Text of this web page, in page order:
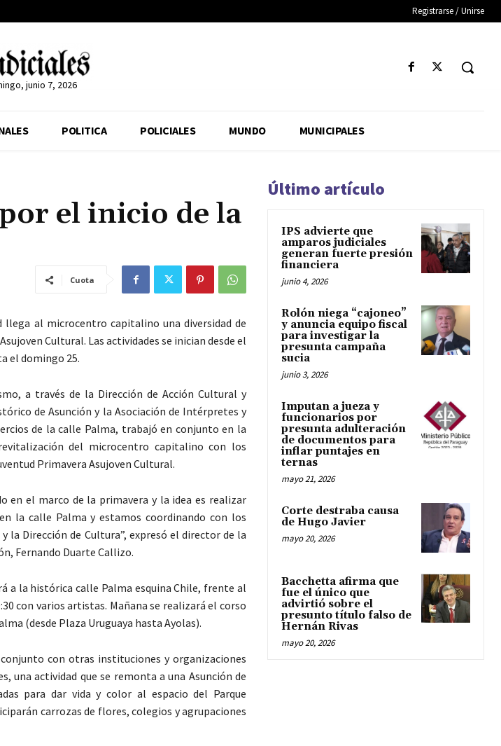
Registrarse / Unirse
junio 7, 2026
POLITICA POLICIALES MUNDO MUNICIPALES
el inicio de la
Cuota
al microcentro capitalino una diversidad de
Cultural. Las actividades se inician desde el
el domingo 25.
a través de la Dirección de Acción Cultural y
de Asunción y la Asociación de Intérpretes y
de la calle Palma, trabajó en conjunto en la
del microcentro capitalino con los
Primavera Asujoven Cultural.
en el marco de la primavera y la idea es realizar
la calle Palma y estamos coordinando con los
la Dirección de Cultura”, expresó el director de la
Fernando Duarte Callizo.
a la histórica calle Palma esquina Chile, frente al
con varios artistas. Mañana se realizará el corso
(desde Plaza Uruguaya hasta Ayolas).
conjunto con otras instituciones y organizaciones
una actividad que se remonta a una Asunción de
para dar vida y color al espacio del Parque
carrozas de flores, colegios y agrupaciones
Último artículo
IPS advierte que
amparos judiciales
generan fuerte presión
financiera
junio 4, 2026
Rolón niega “cajoneo”
y anuncia equipo fiscal
para investigar la
presunta campaña
sucia
junio 3, 2026
Imputan a jueza y
funcionarios por
presunta adulteración
de documentos para
inflar puntajes en
ternas
mayo 21, 2026
Corte destraba causa
de Hugo Javier
mayo 20, 2026
Bacchetta afirma que
fue el único que
advirtió sobre el
presunto título falso de
Hernán Rivas
mayo 20, 2026